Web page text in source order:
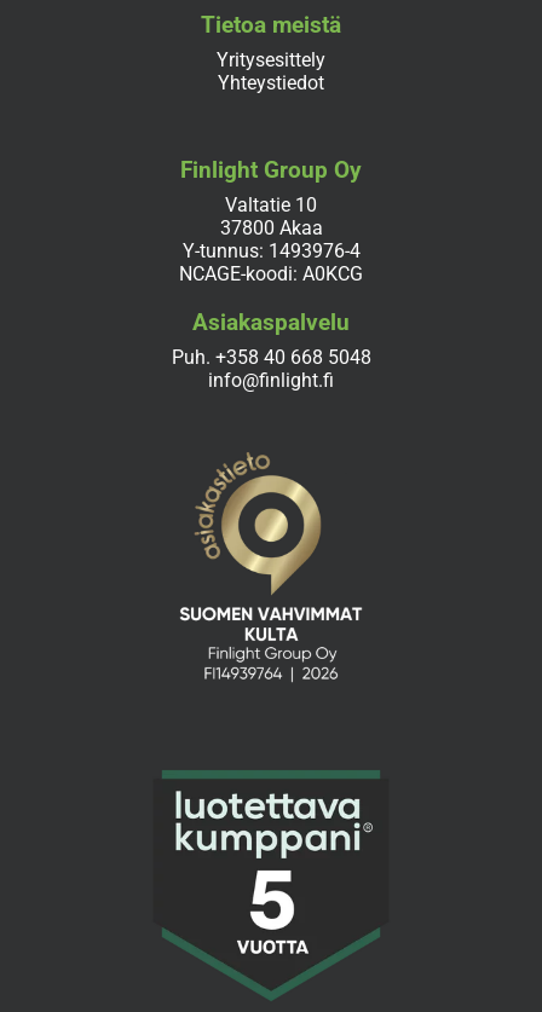
Tietoa meistä
Yritysesittely
Yhteystiedot
Finlight Group Oy
Valtatie 10
37800 Akaa
Y-tunnus: 1493976-4
NCAGE-koodi: A0KCG
Asiakaspalvelu
Puh. +358 40 668 5048
info@finlight.fi